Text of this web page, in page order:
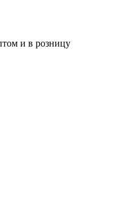
и в розницу